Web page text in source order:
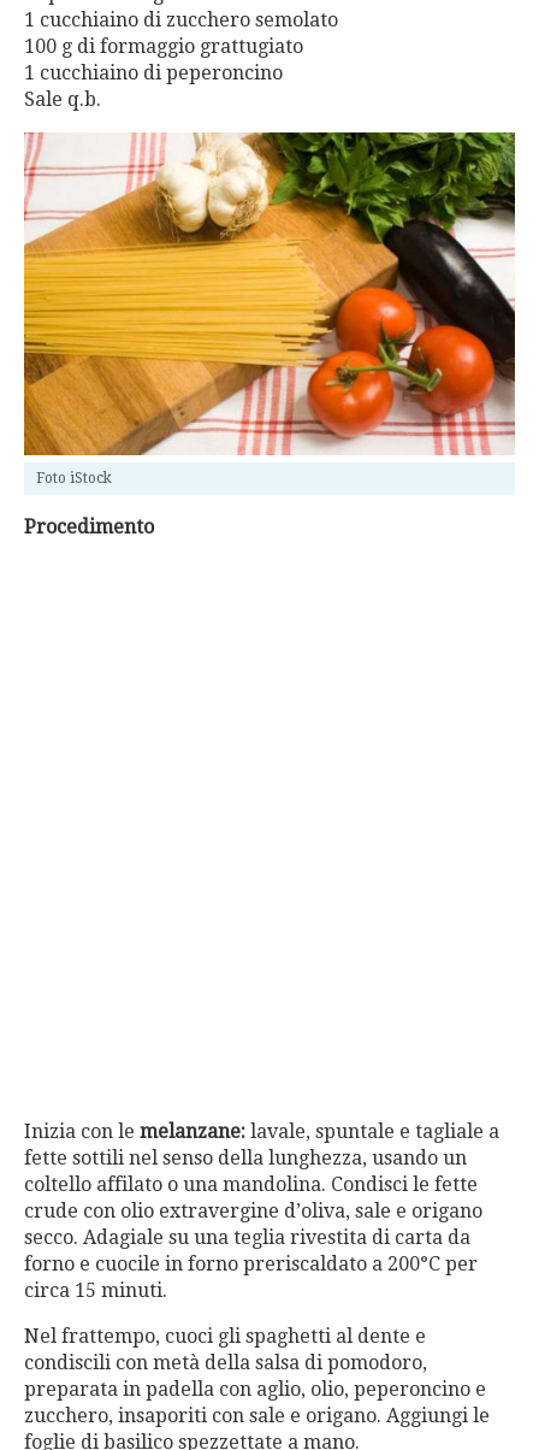
1 cucchiaino di zucchero semolato
100 g di formaggio grattugiato
1 cucchiaino di peperoncino
Sale q.b.
Foto iStock
Procedimento
Inizia con le melanzane: lavale, spuntale e tagliale a
fette sottili nel senso della lunghezza, usando un
coltello affilato o una mandolina. Condisci le fette
crude con olio extravergine d’oliva, sale e origano
secco. Adagiale su una teglia rivestita di carta da
forno e cuocile in forno preriscaldato a 200°C per
circa 15 minuti.
Nel frattempo, cuoci gli spaghetti al dente e
condiscili con metà della salsa di pomodoro,
preparata in padella con aglio, olio, peperoncino e
zucchero, insaporiti con sale e origano. Aggiungi le
foglie di basilico spezzettate a mano.